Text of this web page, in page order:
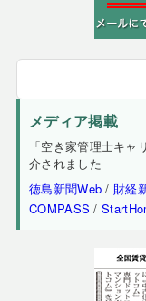
メディア掲載
「空き家管理士キ
介されました
徳島新聞Web / 財経
COMPASS /